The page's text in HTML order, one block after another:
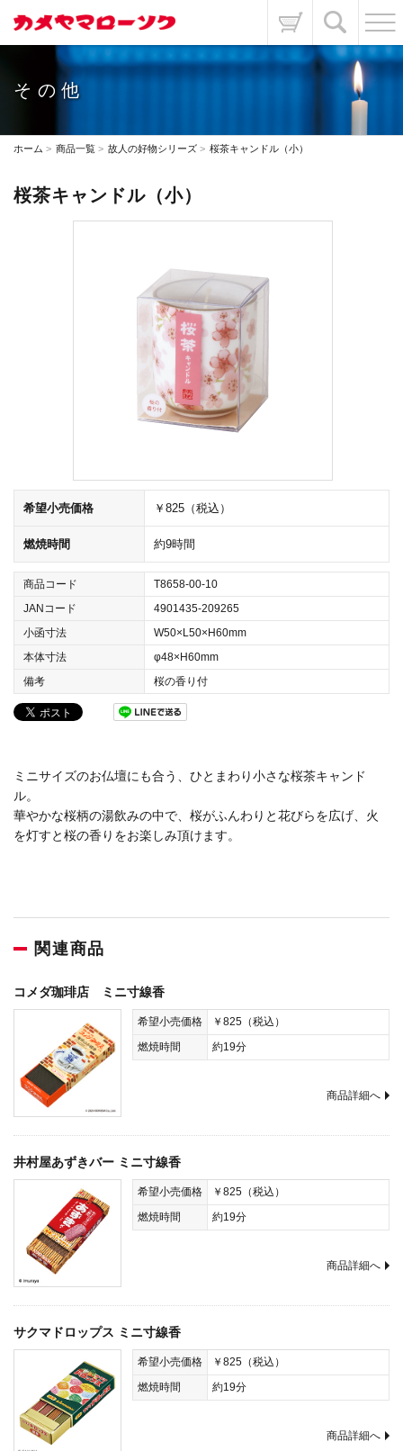
その他
ホーム 商品一覧 故人の好物シリーズ 桜茶キャンドル（小）
桜茶キャンドル（小）
希望小売価格 ￥825（税込）
燃焼時間 約9時間
商品コード
T8658-00-10
JANコード
4901435-209265
小函寸法
W50×L50×H60mm
本体寸法
φ48×H60mm
備考
桜の香り付
ミニサイズのお仏壇にも合う、ひとまわり小さな桜茶キャンド
ル。
華やかな桜柄の湯飲みの中で、桜がふんわりと花びらを広げ、火
を灯すと桜の香りをお楽しみ頂けます。
関連商品
コメダ珈琲店 ミニ寸線香
希望小売価格
￥825（税込）
燃焼時間
約19分
商品詳細へ
井村屋あずきバー ミニ寸線香
希望小売価格
￥825（税込）
燃焼時間
約19分
商品詳細へ
サクマドロップス ミニ寸線香
希望小売価格
￥825（税込）
燃焼時間
約19分
商品詳細へ